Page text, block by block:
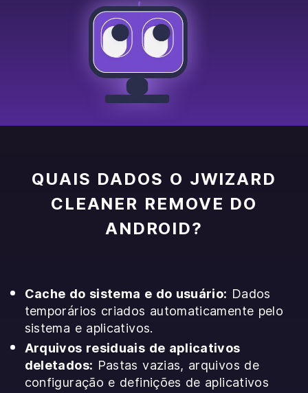
QUAIS DADOS O JWIZARD
CLEANER REMOVE DO
ANDROID?
Cache do sistema e do usuário: Dados
temporários criados automaticamente pelo
sistema e aplicativos.
Arquivos residuais de aplicativos
deletados: Pastas vazias, arquivos de
configuração e definições de aplicativos